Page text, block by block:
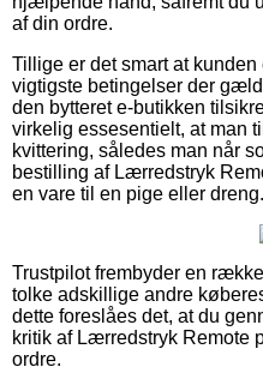
af din ordre.
Tillige er det smart at
vigtigste betingelser der
den bytteret e-butikken
virkelig essesentielt, at man
kvittering, således man når
bestilling af Lærredstryk
en vare til en pige eller dreng.
Trustpilot frembyder en
tolke adskillige andre
dette foreslåes det, at du
kritik af Lærredstryk Remote
ordre.